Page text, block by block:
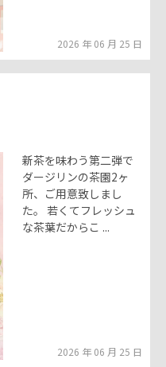
2026 年 06 月 25 日
新茶を味わう第二弾で
ダージリンの茶園2ヶ
所、ご用意致しまし
た。 若くてフレッシュ
な茶葉だからこ ...
2026 年 06 月 25 日